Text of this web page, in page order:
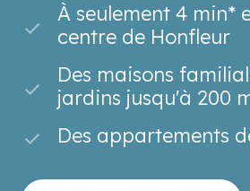
À seulement 4 min*
centre de Honfleur
Des maisons
jardins jusqu'à 200
Des appartements